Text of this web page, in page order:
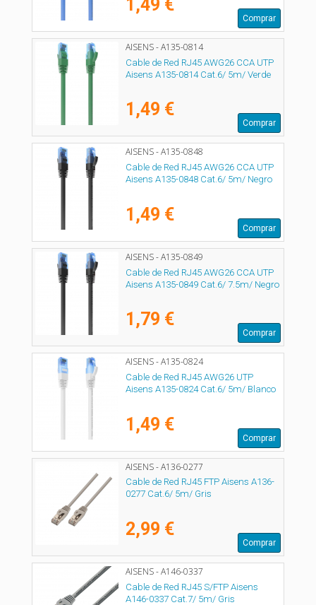
1,49 €
Comprar
AISENS - A135-0814
Cable de Red RJ45 AWG26 CCA UTP
Aisens A135-0814 Cat.6/ 5m/ Verde
1,49 €
Comprar
AISENS - A135-0848
Cable de Red RJ45 AWG26 CCA UTP
Aisens A135-0848 Cat.6/ 5m/ Negro
1,49 €
Comprar
AISENS - A135-0849
Cable de Red RJ45 AWG26 CCA UTP
Aisens A135-0849 Cat.6/ 7.5m/ Negro
1,79 €
Comprar
AISENS - A135-0824
Cable de Red RJ45 AWG26 UTP
Aisens A135-0824 Cat.6/ 5m/ Blanco
1,49 €
Comprar
AISENS - A136-0277
Cable de Red RJ45 FTP Aisens A136-
0277 Cat.6/ 5m/ Gris
2,99 €
Comprar
AISENS - A146-0337
Cable de Red RJ45 S/FTP Aisens
A146-0337 Cat.7/ 5m/ Gris